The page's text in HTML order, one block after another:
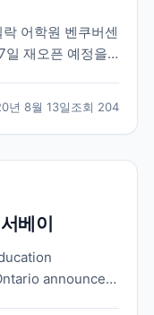
어학원 벤쿠버센
일 재오픈 예정을
classes
년 8월 13일조회 204
베이
announced